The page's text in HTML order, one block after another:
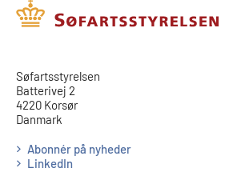
​​Søfartsstyrelsen
Batterivej 2
4220 Korsør
Danmark
Abonnér på nyheder
LinkedIn